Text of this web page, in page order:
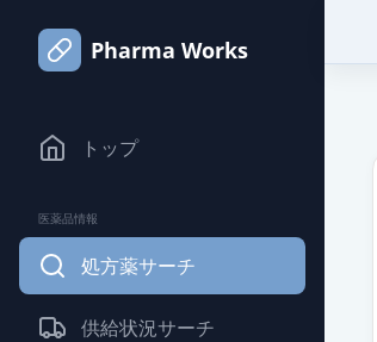
Pharma Works
トップ
医薬品情報
処方薬サーチ
供給状況サーチ